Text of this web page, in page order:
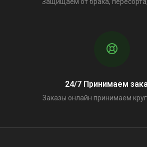
Защищаем от брака,
24/7 Принимаем
Заказы онлайн принимаем